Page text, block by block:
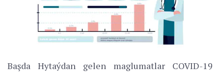
Başda Hytaýdan gelen maglumatlar COVID-19